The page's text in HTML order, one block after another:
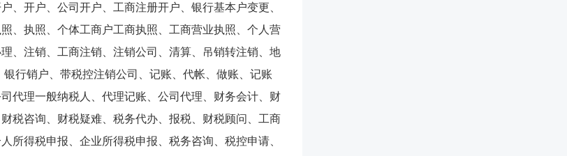
、开户、公司开户、工商注册开户、银行基本户变更、
、执照、个体工商户工商执照、工商营业执照、个人营
、注销、工商注销、注销公司、清算、吊销转注销、地
行销户、带税控注销公司、记账、代帐、做账、记账
代理一般纳税人、代理记账、公司代理、财务会计、财
税咨询、财税疑难、税务代办、报税、财税顾问、工商
所得税申报、企业所得税申报、税务咨询、税控申请、